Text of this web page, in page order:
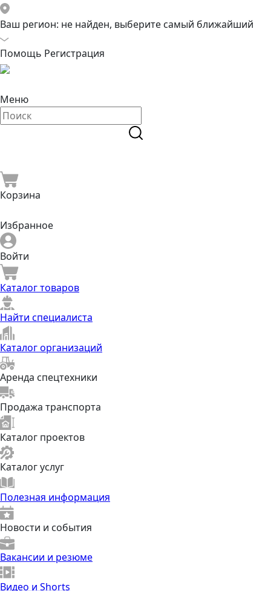
Ваш регион: не найден, выберите самый ближайший
Помощь Регистрация
Меню
Корзина
Избранное
Войти
Каталог товаров
Найти специалиста
Каталог организаций
Аренда спецтехники
Продажа транспорта
Каталог проектов
Каталог услуг
Полезная информация
Новости и события
Вакансии и резюме
Видео и Shorts